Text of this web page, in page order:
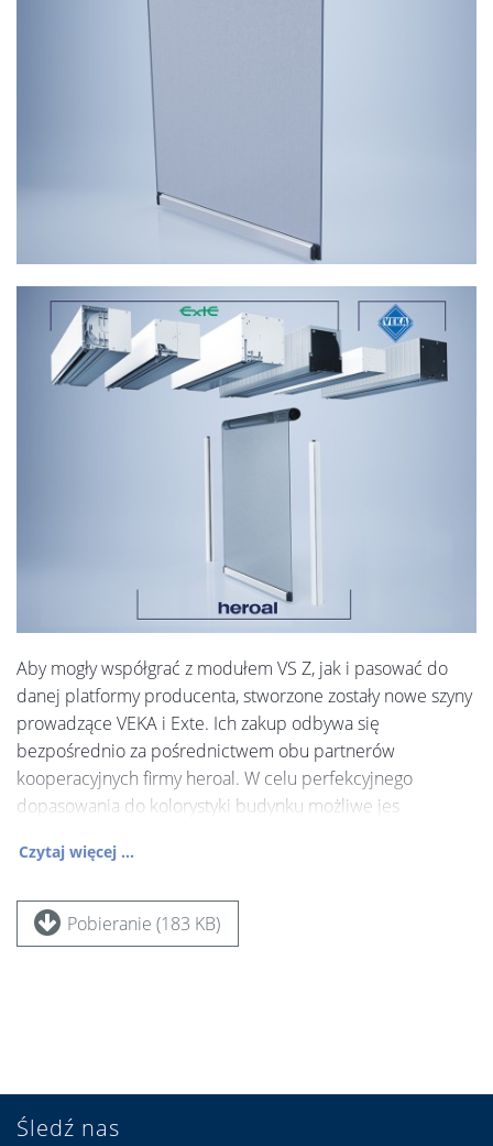
Aby mogły współgrać z modułem VS Z, jak i pasować do
danej platformy producenta, stworzone zostały nowe szyny
prowadzące VEKA i Exte. Ich zakup odbywa się
bezpośrednio za pośrednictwem obu partnerów
kooperacyjnych firmy heroal. W celu perfekcyjnego
dopasowania do kolorystyki budynku możliwe jes
Czytaj więcej ...
Pobieranie (183 KB)
Śledź nas